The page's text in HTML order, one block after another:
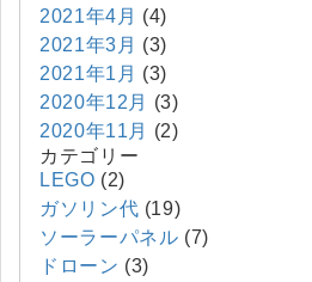
2021年4月 (4)
2021年3月 (3)
2021年1月 (3)
2020年12月
(3)
2020年11月
(2)
カテゴリー
LEGO (2)
ガソリン代 (19)
ソーラーパネル (7)
ドローン (3)